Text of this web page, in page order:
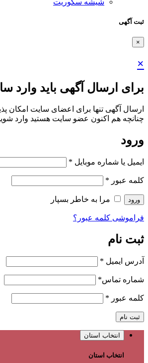
شیشه سکوریت
ثبت آگهی
×
×
برای ارسال آگهی باید وارد
ارسال آگهی تنها برای اعضای سایت امکان
چنانچه هم‌ اکنون عضو سایت هستید وارد
ورود
ایمیل یا شماره موبایل *
کلمه عبور *
ورود مرا به خاطر بسپار
فراموشی کلمه عبور؟
ثبت نام
آدرس ایمیل *
شماره تماس*
کلمه عبور *
ثبت نام
انتخاب استان
انتخاب استان